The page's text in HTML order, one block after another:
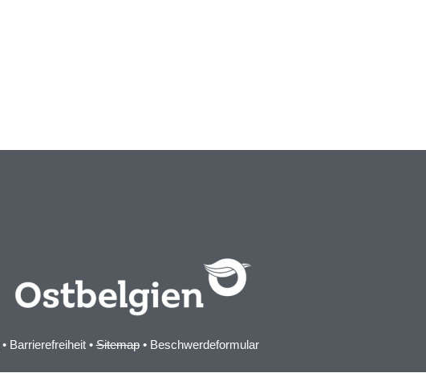
• Barrierefreiheit •Sitemap• Beschwerdeformular